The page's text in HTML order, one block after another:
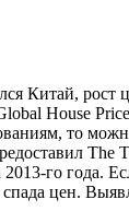
Китай, рост
House
то
The
го года.
цен.